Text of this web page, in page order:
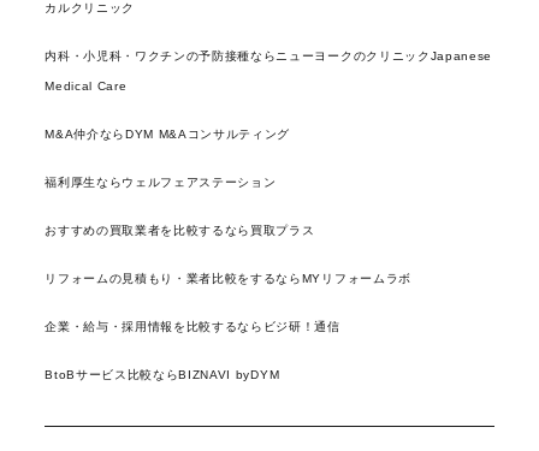
カルクリニック
内科・小児科・ワクチンの予防接種ならニューヨークのクリニックJapanese
Medical Care
M&A仲介ならDYM M&Aコンサルティング
福利厚生ならウェルフェアステーション
おすすめの買取業者を比較するなら買取プラス
リフォームの見積もり・業者比較をするならMYリフォームラボ
企業・給与・採用情報を比較するならビジ研！通信
BtoBサービス比較ならBIZNAVI byDYM